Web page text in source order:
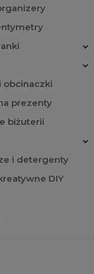
obcinaczki
prezenty
biżuterii
i detergenty
DIY